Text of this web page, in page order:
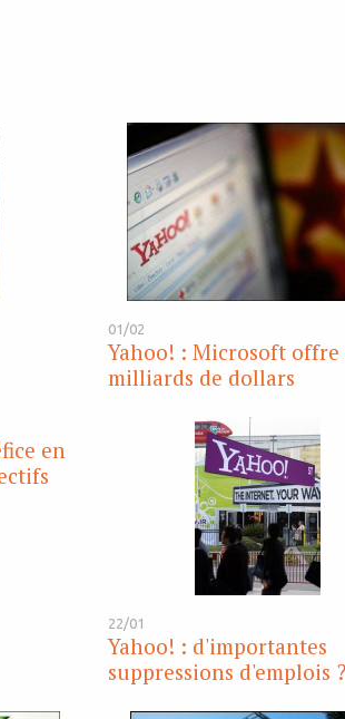
01/02
Yahoo! : Microsoft offre
milliards de dollars
en
22/01
Yahoo! : d'importantes
suppressions d'emplois ?